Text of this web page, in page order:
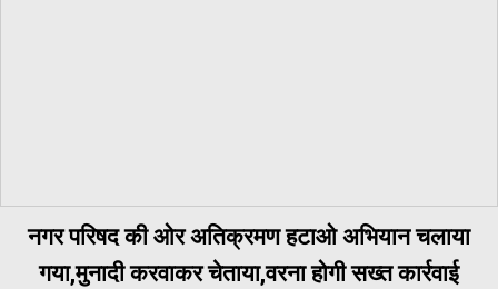
नगर परिषद की ओर अतिक्रमण हटाओ अभियान चलाया
गया,मुनादी करवाकर चेताया,वरना होगी सख्त कार्रवाई